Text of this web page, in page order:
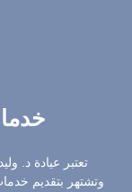
تعتبر عيادة د.
وتشتهر بتقديم